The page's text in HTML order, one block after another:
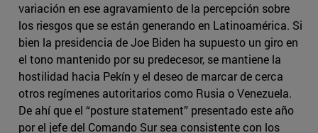
variación en ese agravamiento de la percepción sobre
los riesgos que se están generando en Latinoamérica. Si
bien la presidencia de Joe Biden ha supuesto un giro en
el tono mantenido por su predecesor, se mantiene la
hostilidad hacia Pekín y el deseo de marcar de cerca
otros regímenes autoritarios como Rusia o Venezuela.
De ahí que el “posture statement” presentado este año
por el jefe del Comando Sur sea consistente con los